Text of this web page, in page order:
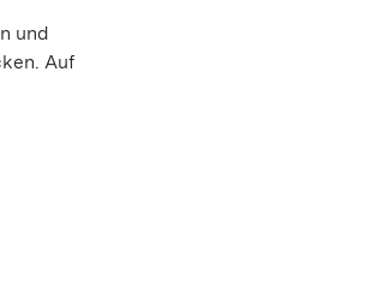
und
Auf